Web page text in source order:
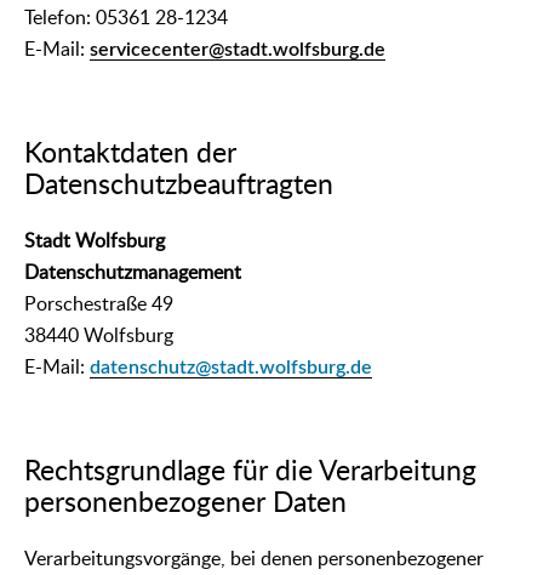
Telefon: 05361 28-1234
E-Mail: servicecenter@stadt.wolfsburg.de
Kontaktdaten der
Datenschutzbeauftragten
Stadt Wolfsburg
Datenschutzmanagement
Porschestraße 49
38440 Wolfsburg
E-Mail: datenschutz@stadt.wolfsburg.de
Rechtsgrundlage für die Verarbeitung
personenbezogener Daten
Verarbeitungsvorgänge, bei denen personenbezogener